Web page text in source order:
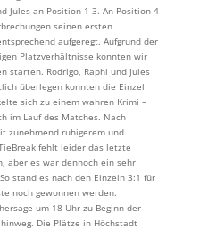
Jules an Position 1-3. An Position 4
seinen ersten
aufgeregt. Aufgrund der
Platzverhältnisse konnten wir
starten. Rodrigo, Raphi und Jules
überlegen konnten die Einzel
sich zu einem wahren Krimi –
im Lauf des Matches. Nach
zunehmend ruhigerem und
fehlt leider das letzte
aber es war dennoch ein sehr
stand es nach den Einzeln 3:1 für
noch gewonnen werden.
um 18 Uhr zu Beginn der
Die Plätze in Höchstadt